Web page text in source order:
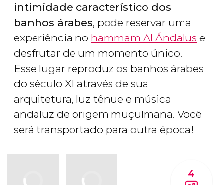
intimidade característico dos
banhos árabes, pode reservar uma
experiência no hammam Al Ándalus e
desfrutar de um momento único.
Esse lugar reproduz os banhos árabes
do século XI através de sua
arquitetura, luz tênue e música
andaluz de origem muçulmana. Você
será transportado para outra época!
4